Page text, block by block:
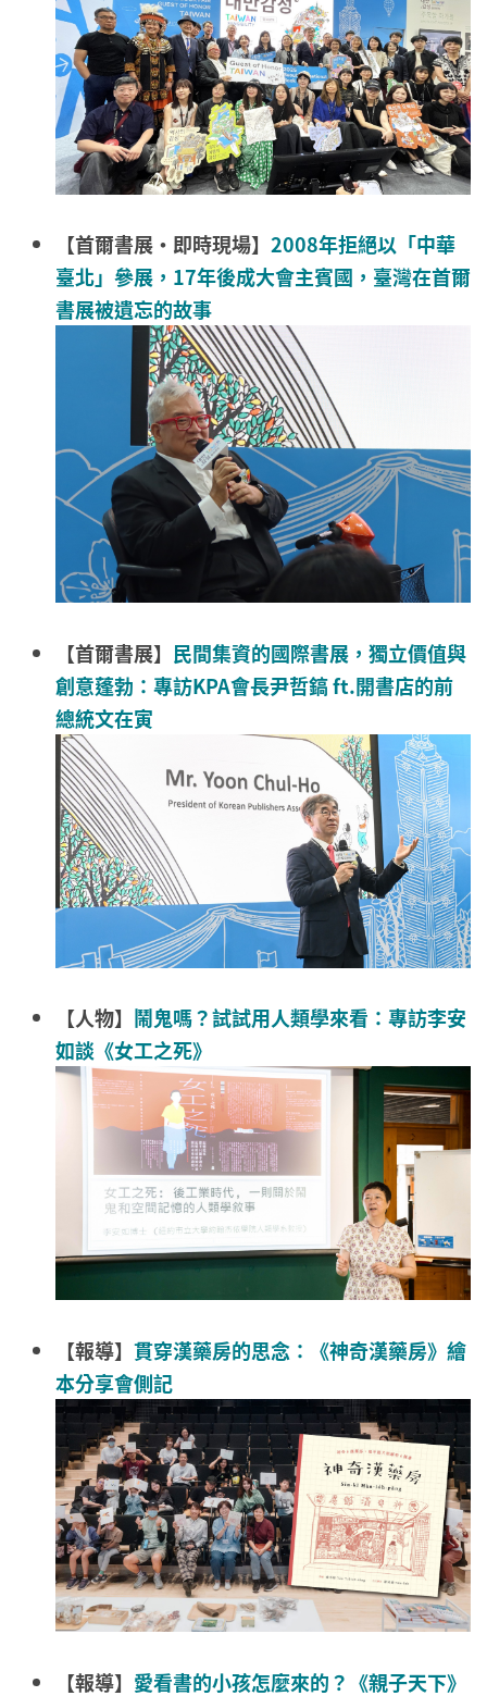
【首爾書展・即時現場】 2008年拒絕以「中華
臺北」參展，17年後成大會主賓國，臺灣在首爾
書展被遺忘的故事
【首爾書展】 民間集資的國際書展，獨立價值與
創意蓬勃：專訪KPA會長尹哲鎬 ft.開書店的前
總統文在寅
【人物】 鬧鬼嗎？試試用人類學來看：專訪李安
如談《女工之死》
【報導】 貫穿漢藥房的思念：《神奇漢藥房》繪
本分享會側記
【報導】 愛看書的小孩怎麼來的？《親子天下》